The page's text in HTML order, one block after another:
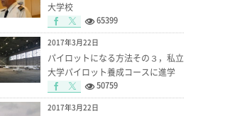
大学校
65399
2017年3月22日
パイロットになる方法その３，私立
大学パイロット養成コースに進学
50759
2017年3月22日